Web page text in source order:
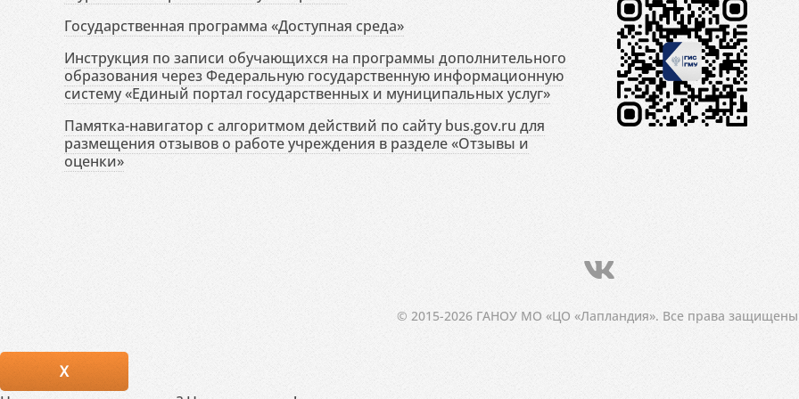
Государственная программа «Доступная среда»
Инструкция по записи обучающихся на программы дополнительного
образования через Федеральную государственную информационную
систему «Единый портал государственных и муниципальных услуг»
Памятка-навигатор с алгоритмом действий по сайту bus.gov.ru для
размещения отзывов о работе учреждения в разделе «Отзывы и
оценки»
© 2015-2026 ГАНОУ МО «ЦО «Лапландия». Все права
X